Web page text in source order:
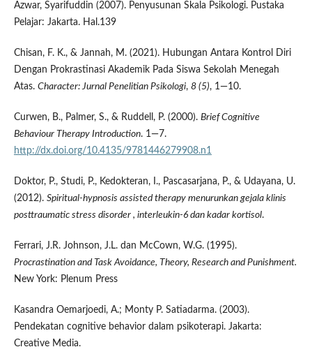
Azwar, Syarifuddin (2007). Penyusunan Skala Psikologi. Pustaka
Pelajar: Jakarta. Hal.139
Chisan, F. K., & Jannah, M. (2021). Hubungan Antara Kontrol Diri
Dengan Prokrastinasi Akademik Pada Siswa Sekolah Menegah
Atas. Character: Jurnal Penelitian Psikologi, 8 (5), 1—10.
Curwen, B., Palmer, S., & Ruddell, P. (2000). Brief Cognitive
Behaviour Therapy Introduction. 1—7.
http://dx.doi.org/10.4135/9781446279908.n1
Doktor, P., Studi, P., Kedokteran, I., Pascasarjana, P., & Udayana, U.
(2012). Spiritual-hypnosis assisted therapy menurunkan gejala klinis
posttraumatic stress disorder , interleukin-6 dan kadar kortisol.
Ferrari, J.R. Johnson, J.L. dan McCown, W.G. (1995).
Procrastination and Task Avoidance, Theory, Research and Punishment.
New York: Plenum Press
Kasandra Oemarjoedi, A.; Monty P. Satiadarma. (2003).
Pendekatan cognitive behavior dalam psikoterapi. Jakarta:
Creative Media.